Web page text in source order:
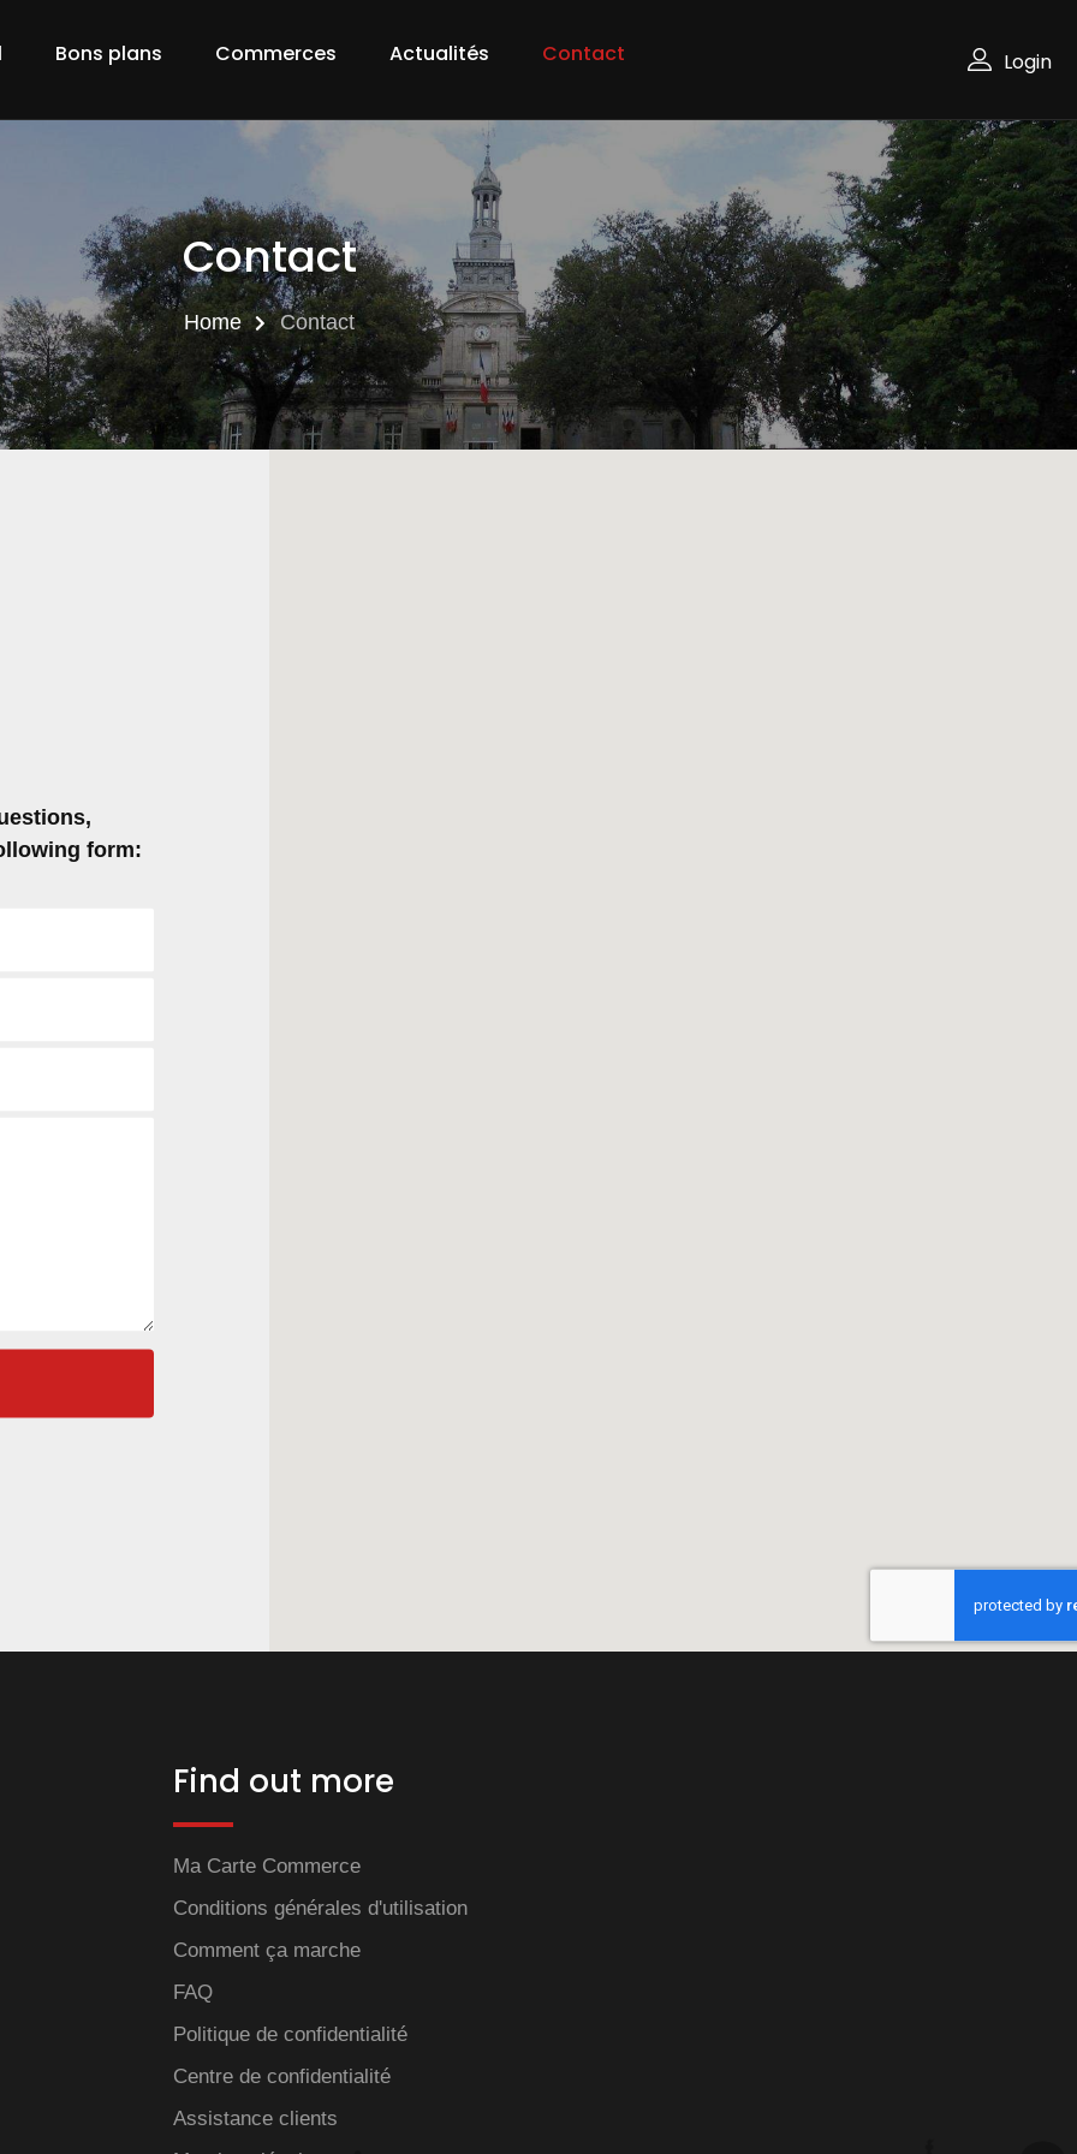
Bons plans Commerces Actualités Contact Login
Contact
Home Contact
form:
Find out more
Ma Carte Commerce
Conditions générales d'utilisation
Comment ça marche
FAQ
Politique de confidentialité
Centre de confidentialité
Assistance clients